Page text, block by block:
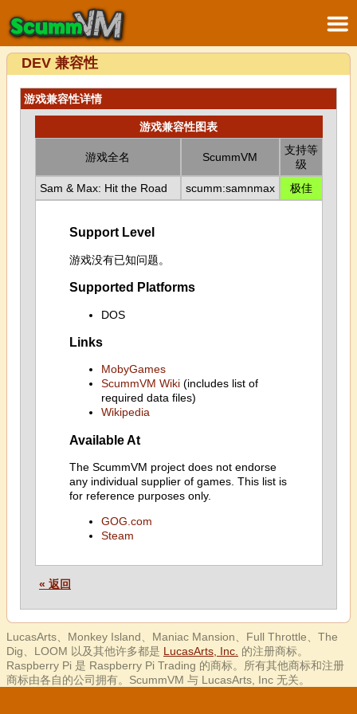
DEV 兼容性
游戏兼容性详情
游戏兼容性图表
游戏全名 ScummVM
支持等
级
Sam & Max: Hit the Road
scumm:samnmax 极佳
Support Level
游戏没有已知问题。
Supported Platforms
DOS
Links
MobyGames
ScummVM Wiki(includes list of
required data files)
Wikipedia
Available At
The ScummVM project does not endorse
any individual supplier of games. This list is
for reference purposes only.
GOG.com
Steam
« 返回
LucasArts、Monkey Island、Maniac Mansion、Full Throttle、The
Dig、LOOM 以及其他许多都是 LucasArts, Inc. 的注册商标。
Raspberry Pi 是 Raspberry Pi Trading 的商标。所有其他商标和注册
商标由各自的公司拥有。ScummVM 与 LucasArts, Inc 无关。